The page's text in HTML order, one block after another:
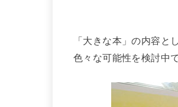
「大きな本」の内容
色々な可能性を検討中